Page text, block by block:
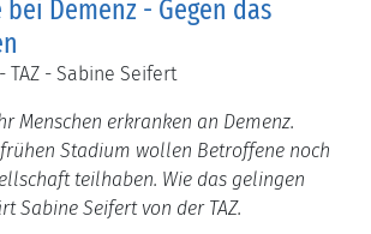
Demenz - Gegen das
TAZ - Sabine Seifert
Menschen erkranken an Demenz.
Stadium wollen Betroffene noch
teilhaben. Wie das gelingen
Sabine Seifert von der TAZ.